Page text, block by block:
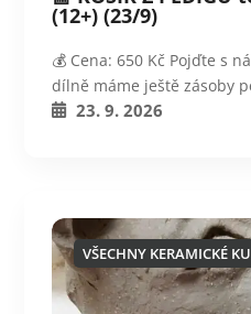
(12+) (23/9)
💰 Cena: 650 Kč Pojďte s
dílně máme ještě zásoby
23. 9. 2026
VŠECHNY KERAMICKÉ